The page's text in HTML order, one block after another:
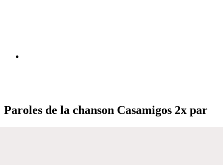
Paroles de la chanson Casamigos 2x par